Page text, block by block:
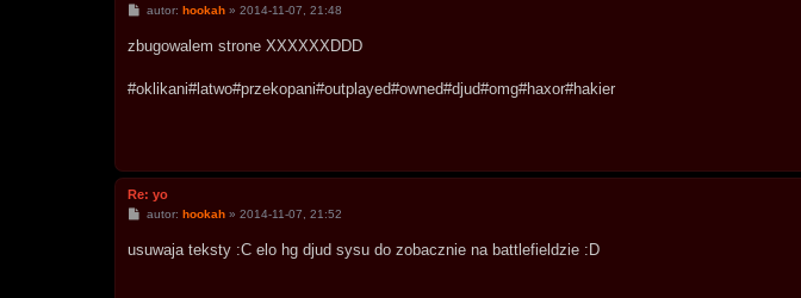
P
t
autor: hookah» 2014-11-07, 21:48
zbugowalem strone XXXXXXDDD
#oklikani#latwo#przekopani#outplayed#owned#djud#omg#haxor#hakier
Re: yo
P
t
autor: hookah» 2014-11-07, 21:52
usuwaja teksty :C elo hg djud sysu do zobacznie na battlefieldzie :D